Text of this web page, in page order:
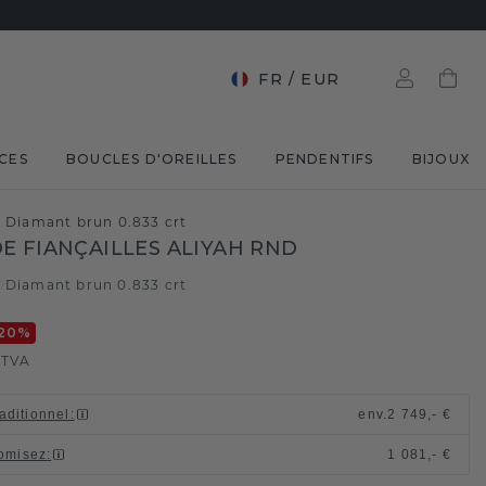
FR / EUR
BOUCLES D'OREILLES PENDENTIFS BIJOUX
Diamant brun 0.833 crt
FIANÇAILLES ALIYAH RND
Diamant brun 0.833 crt
%
: env.2 749,- €
: 1 081,- €